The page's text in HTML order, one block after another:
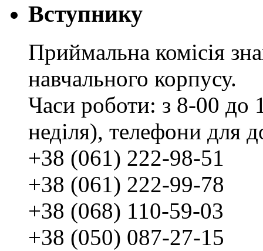
Вступнику
Приймальна комісія
навчального корпусу.
Часи роботи: з 8-00 до
неділя), телефони для
+38 (061) 222-98-51
+38 (061) 222-99-78
+38 (068) 110-59-03
+38 (050) 087-27-15